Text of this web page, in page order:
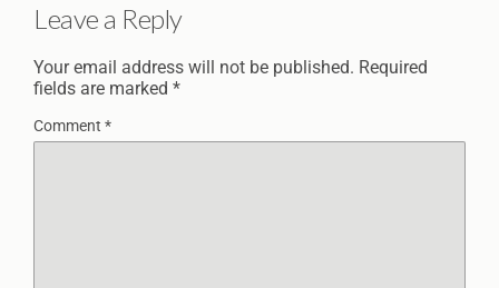
Leave a Reply
Your email address will not be published. Required
fields are marked *
Comment *